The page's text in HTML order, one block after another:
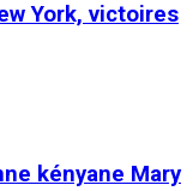
York, victoires
kényane Mary